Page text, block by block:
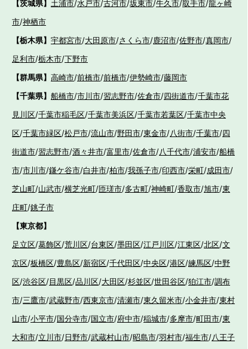
【茨城県】 土浦市/水戸市/古河市/坂東市/牛久市/取手市/龍ヶ崎
市/神栖市
【栃木県】 宇都宮市/大田原市/さくら市/鹿沼市/佐野市/真岡市/
足利市/栃木市/下野市
【群馬県】 高崎市/前橋市/前橋市/伊勢崎市/藤岡市
【千葉県】 船橋市/市川市/習志野市/佐倉市/四街道市/千葉市花
見川区/千葉市稲毛区/千葉市美浜区/千葉市若葉区/千葉市中央
区/千葉市緑区/松戸市/流山市/野田市/東金市/八街市/千葉市/四
街道市/習志野市/酒々井市/富里市/佐倉市/八千代市/浦安市/船橋
市/市川市/鎌ケ谷市/白井市/柏市/我孫子市/印西市/栄町/成田市/
芝山町/山武市/横芝光町/匝瑳市/多古町/神崎町/香取市/旭市/東
庄町/銚子市
【東京都】
足立区/葛飾区/荒川区/台東区/墨田区/江戸川区/江東区/北区/文
京区/板橋区/豊島区/新宿区/千代田区/中央区/港区/練馬区/中野
区/渋谷区/目黒区/品川区/大田区/杉並区/世田谷区/狛江市/調布
市/三鷹市/武蔵野市/西東京市/清瀬市/東久留米市/小金井市/東村
山市/小平市/国分寺市/国立市/府中市/稲城市/多摩市/町田市/東
大和市/立川市/日野市/武蔵村山市/昭島市/羽村市/福生市/八王子